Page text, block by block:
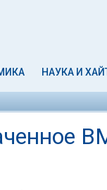
НАУКА И